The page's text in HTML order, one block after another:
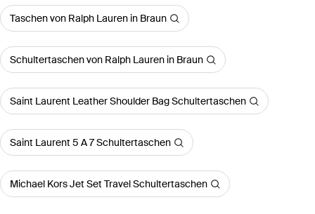
Taschen von Ralph Lauren in Braun
Schultertaschen von Ralph Lauren in Braun
Saint Laurent Leather Shoulder Bag Schultertaschen
Saint Laurent 5 A 7 Schultertaschen
Michael Kors Jet Set Travel Schultertaschen